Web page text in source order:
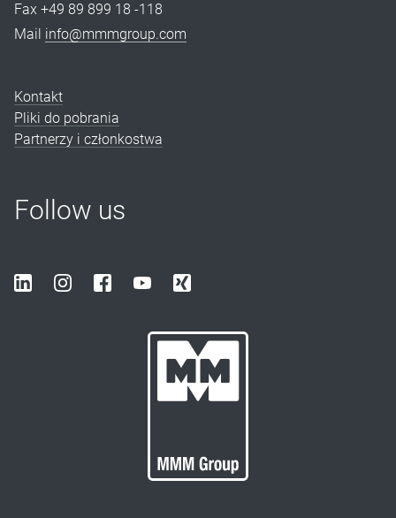
Fax +49 89 899 18 -118
Mail info@mmmgroup.com
Kontakt
Pliki do pobrania
Partnerzy i członkostwa
Follow us